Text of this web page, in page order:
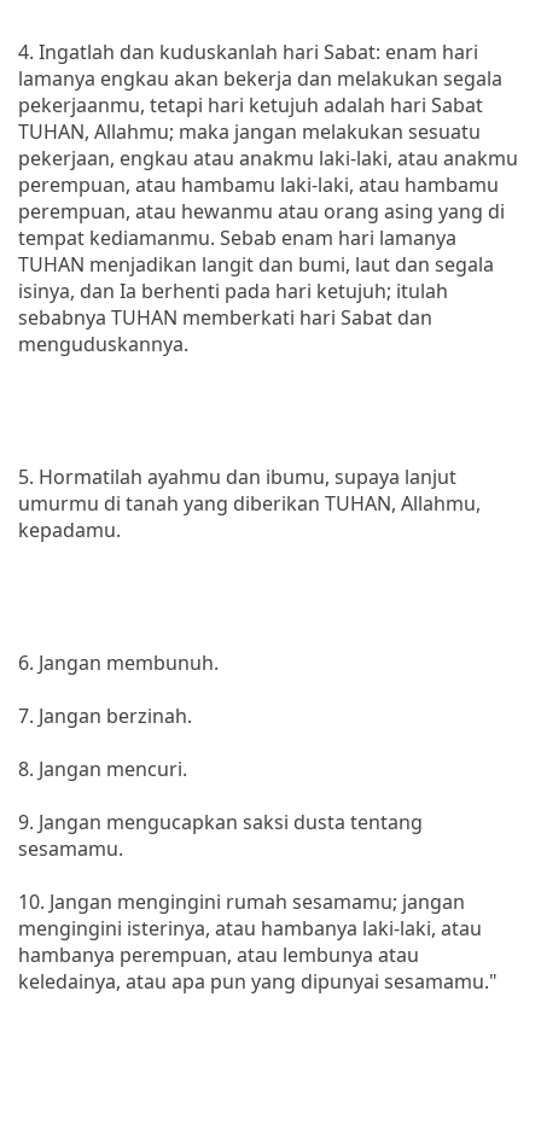
4. Ingatlah dan kuduskanlah hari Sabat: enam hari
lamanya engkau akan bekerja dan melakukan segala
pekerjaanmu, tetapi hari ketujuh adalah hari Sabat
TUHAN, Allahmu; maka jangan melakukan sesuatu
pekerjaan, engkau atau anakmu laki-laki, atau anakmu
perempuan, atau hambamu laki-laki, atau hambamu
perempuan, atau hewanmu atau orang asing yang di
tempat kediamanmu. Sebab enam hari lamanya
TUHAN menjadikan langit dan bumi, laut dan segala
isinya, dan Ia berhenti pada hari ketujuh; itulah
sebabnya TUHAN memberkati hari Sabat dan
menguduskannya.
5. Hormatilah ayahmu dan ibumu, supaya lanjut
umurmu di tanah yang diberikan TUHAN, Allahmu,
kepadamu.
6. Jangan membunuh.
7. Jangan berzinah.
8. Jangan mencuri.
9. Jangan mengucapkan saksi dusta tentang
sesamamu.
10. Jangan mengingini rumah sesamamu; jangan
mengingini isterinya, atau hambanya laki-laki, atau
hambanya perempuan, atau lembunya atau
keledainya, atau apa pun yang dipunyai sesamamu."